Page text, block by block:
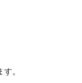
。